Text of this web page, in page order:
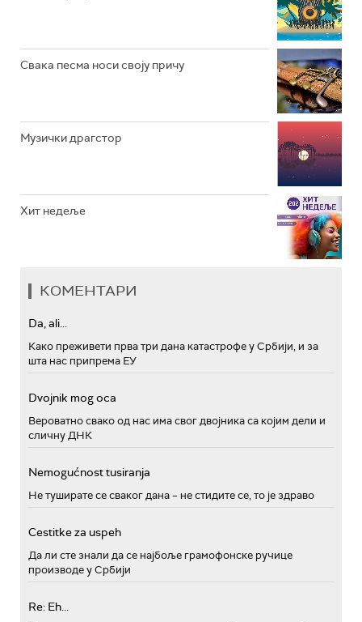
Свака песма носи своју причу
Музички драгстор
Хит недеље
КОМЕНТАРИ
Da, ali...
Како преживети прва три дана катастрофе у Србији, и за
шта нас припрема ЕУ
Dvojnik mog oca
Вероватно свако од нас има свог двојника са којим дели и
сличну ДНК
Nemogućnost tusiranja
Не туширате се сваког дана – не стидите се, то је здраво
Cestitke za uspeh
Да ли сте знали да се најбоље грамофонске ручице
производе у Србији
Re: Eh...